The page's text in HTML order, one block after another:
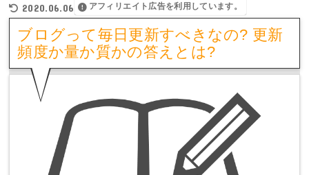
2020.06.06 アフィリエイト広告を利用しています。
ブログって毎日更新すべきなの? 更新
頻度か量か質かの答えとは?